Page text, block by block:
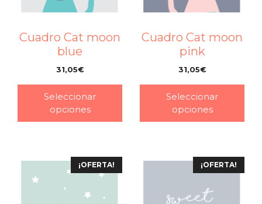
Cuadro Cat moon
blue
31,05€
Seleccionar
opciones
Cuadro Cat moon
pink
31,05€
Seleccionar
opciones
¡OFERTA! ¡OFERTA!